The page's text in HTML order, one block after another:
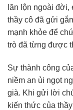
lăn lộn ngoài đời,
thầy cô đã gửi
mạnh khỏe để
trò đã từng được
Sự thành công
niềm an ủi ngọt
già. Khi gửi lời
kiến thức của